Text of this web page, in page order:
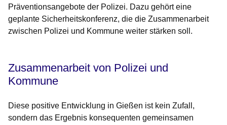
Präventionsangebote der Polizei. Dazu gehört eine
geplante Sicherheitskonferenz, die die Zusammenarbeit
zwischen Polizei und Kommune weiter stärken soll.
Zusammenarbeit von Polizei und
Kommune
Diese positive Entwicklung in Gießen ist kein Zufall,
sondern das Ergebnis konsequenten gemeinsamen